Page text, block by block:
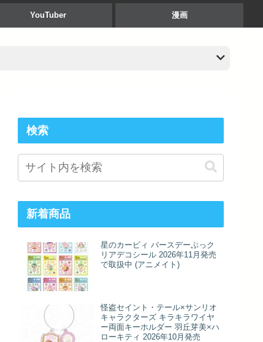
YouTuber 漫画
検索
新着商品
星のカービィ バースデーぷっク
リアデコシール 2026年11月発売
で取扱中 (アニメイト)
怪盗セイント・テール×サンリオ
キャラクターズ キラキラワイヤ
ー両面キーホルダー 羽丘芽美×ハ
ローキティ 2026年10月発売